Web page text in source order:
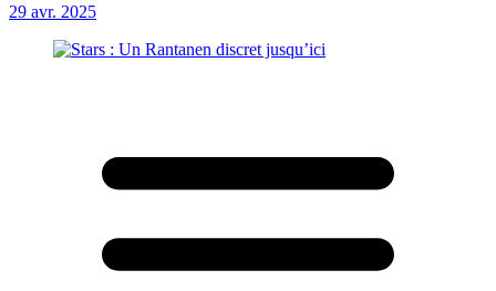
29 avr. 2025